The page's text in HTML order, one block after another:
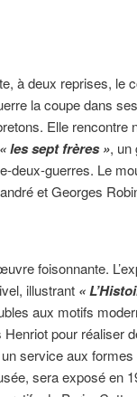
à deux reprises, le
la coupe dans
Elle rencontre
« les sept frères », un
deux-guerres. Le
et Georges
foisonnante.
illustrant «
aux motifs
pour réaliser
service aux
sera exposé en